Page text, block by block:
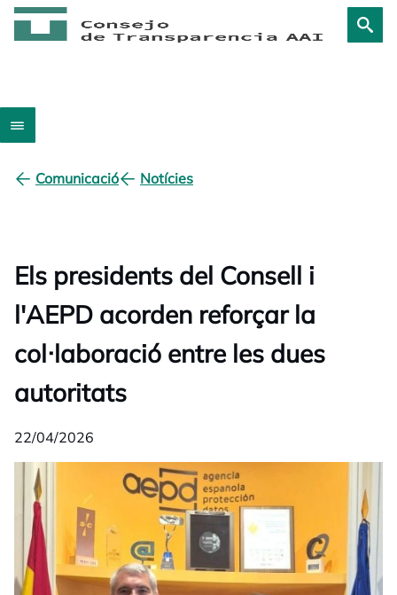
Comunicació Notícies
Els presidents del Consell i
l'AEPD acorden reforçar la
col·laboració entre les dues
autoritats
22/04/2026